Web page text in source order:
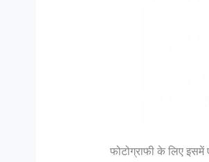
फोटोग्राफी के लिए